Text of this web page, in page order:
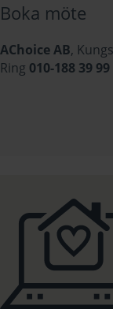
Boka möte
AChoice AB,
Ring 010-188 39 99